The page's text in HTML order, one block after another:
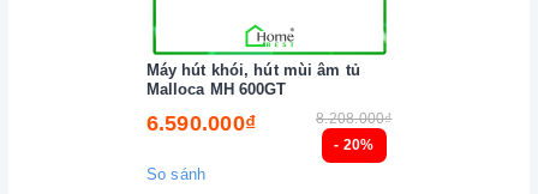
- 20%
Máy hút khói, hút mùi âm tủ
Malloca MH 600GT
6.590.000₫ 8.208.000₫
So sánh